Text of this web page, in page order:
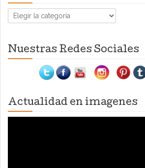
Categorías
Nuestras Redes Sociales
Actualidad en imagenes